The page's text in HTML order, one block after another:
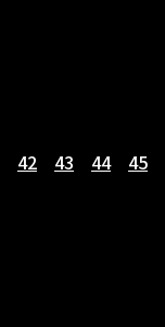
42 43 44 45